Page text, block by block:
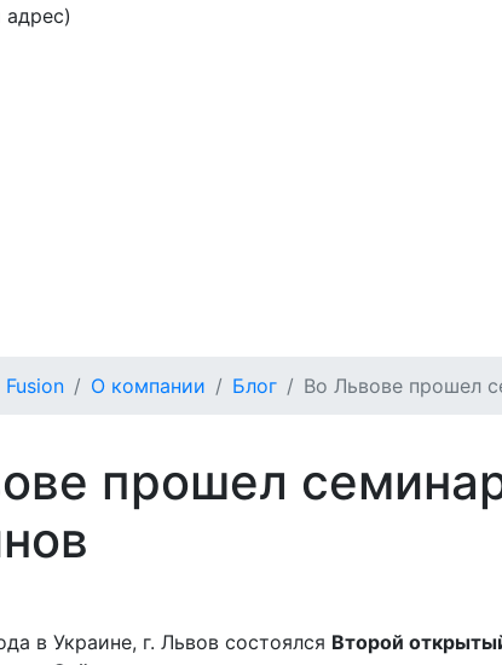
О компании Блог Во Львове прошел
прошел
в Украине, г. Львов состоялся Второй